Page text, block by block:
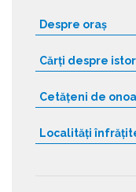
Despre oraș
Cărți despre
Cetățeni de
Localități